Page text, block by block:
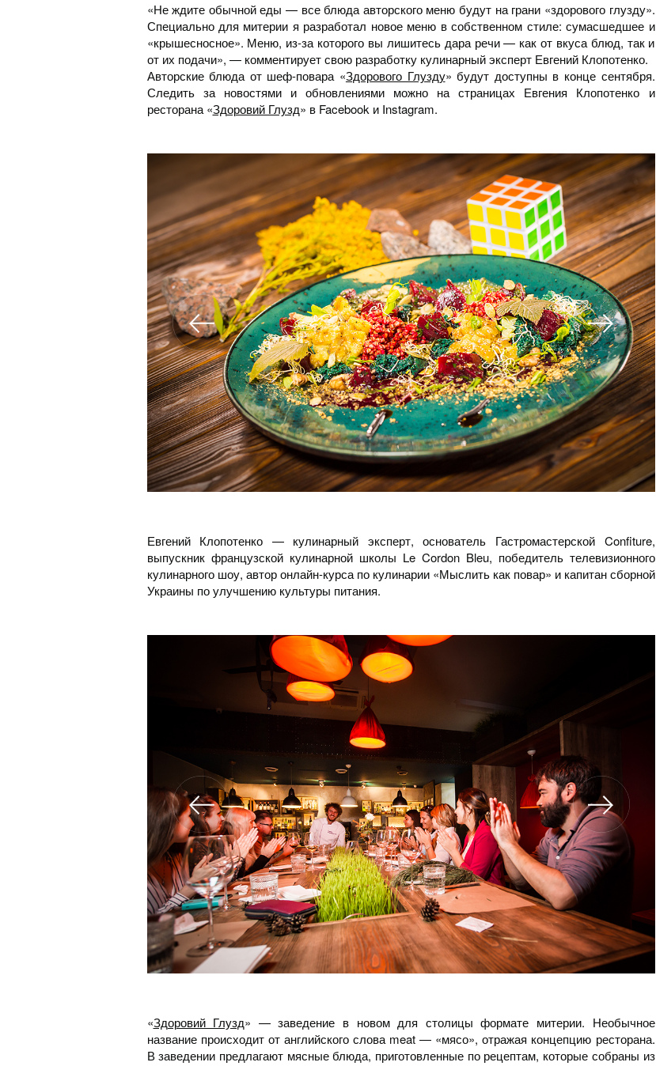
«Не ждите обычной еды — все блюда авторского меню будут на грани «здорового глузду».
Специально для митерии я разработал новое меню в собственном стиле: сумасшедшее и
«крышесносное». Меню, из-за которого вы лишитесь дара речи — как от вкуса блюд, так и
от их подачи», — комментирует свою разработку кулинарный эксперт Евгений Клопотенко.
Авторские блюда от шеф-повара «Здорового Глузду» будут доступны в конце сентября.
Следить за новостями и обновлениями можно на страницах Евгения Клопотенко и
ресторана «Здоровий Глузд» в Facebook и Instagram.
Евгений Клопотенко — кулинарный эксперт, основатель Гастромастерской Confiture,
выпускник французской кулинарной школы Le Cordon Bleu, победитель телевизионного
кулинарного шоу, автор онлайн-курса по кулинарии «Мыслить как повар» и капитан сборной
Украины по улучшению культуры питания.
«Здоровий Глузд» — заведение в новом для столицы формате митерии. Необычное
название происходит от английского слова meat — «мясо», отражая концепцию ресторана.
В заведении предлагают мясные блюда, приготовленные по рецептам, которые собраны из